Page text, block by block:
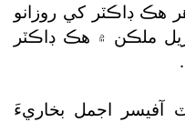
هڪ ڊاڪٽر کي روزانو
ملڪن ۾ هڪ ڊاڪٽر
آفيسر اجمل بخاريءَ